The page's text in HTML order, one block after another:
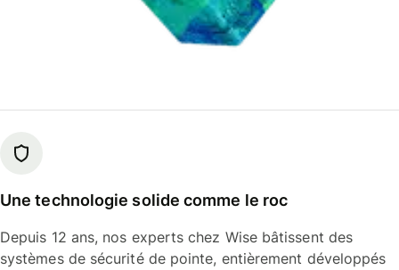
Une technologie solide comme le roc
Depuis 12 ans, nos experts chez Wise bâtissent des
systèmes de sécurité de pointe, entièrement développés